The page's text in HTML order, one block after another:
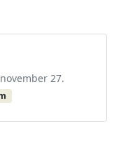
27.